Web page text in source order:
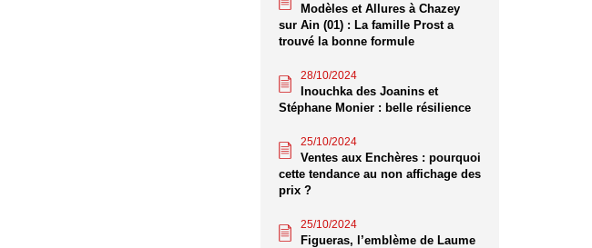
Modèles et Allures à Chazey
sur Ain (01) : La famille Prost a
trouvé la bonne formule
28/10/2024
Inouchka des Joanins et
Stéphane Monier : belle résilience
25/10/2024
Ventes aux Enchères : pourquoi
cette tendance au non affichage des
prix ?
25/10/2024
Figueras, l’emblème de Laume